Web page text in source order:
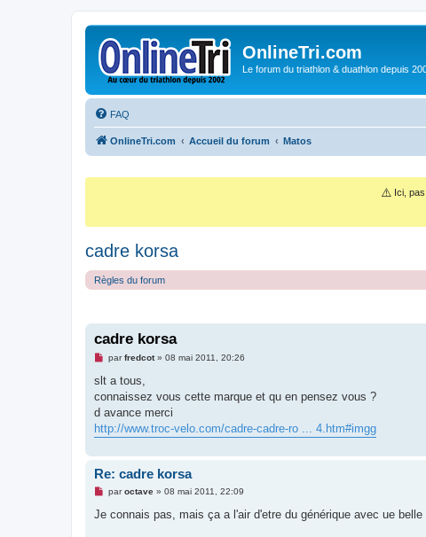
OnlineTri.com
Le forum du triathlon & duathlon depuis
FAQ
OnlineTri.com Accueil du forum Matos
⚠️ Ici,
cadre korsa
Règles du forum
cadre korsa
M
s
a
g
n
u
parfredcot» 08 mai 2011, 20:26
slt a tous,
connaissez vous cette marque et qu en pensez vous ?
d avance merci
http://www.troc-velo.com/cadre-cadre-ro ... 4.htm#imgg
Re: cadre korsa
M
s
paroctave» 08 mai 2011, 22:09
Je connais pas, mais ça a l'air d'etre du générique avec ue belle